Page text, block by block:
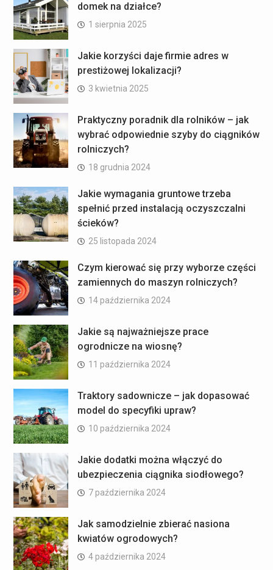
domek na działce?
1 sierpnia 2025
Jakie korzyści daje firmie adres w
prestiżowej lokalizacji?
3 kwietnia 2025
Praktyczny poradnik dla rolników – jak
wybrać odpowiednie szyby do ciągników
rolniczych?
18 grudnia 2024
Jakie wymagania gruntowe trzeba
spełnić przed instalacją oczyszczalni
ścieków?
25 listopada 2024
Czym kierować się przy wyborze części
zamiennych do maszyn rolniczych?
14 października 2024
Jakie są najważniejsze prace
ogrodnicze na wiosnę?
11 października 2024
Traktory sadownicze – jak dopasować
model do specyfiki upraw?
10 października 2024
Jakie dodatki można włączyć do
ubezpieczenia ciągnika siodłowego?
7 października 2024
Jak samodzielnie zbierać nasiona
kwiatów ogrodowych?
4 października 2024